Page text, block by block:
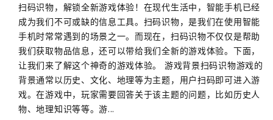
扫码识物，解锁全新游戏体验！在现代生活中，智能手机已经
成为我们不可或缺的信息工具。扫码识物，是我们在使用智能
手机时常常遇到的场景之一。而现在，扫码识物不仅仅是帮助
我们获取物品信息，还可以带给我们全新的游戏体验。下面，
让我们来了解这个神奇的游戏体验。 游戏背景扫码识物游戏的
背景通常以历史、文化、地理等为主题，用户扫码即可进入游
戏。在游戏中，玩家需要回答关于该主题的问题，比如历史人
物、地理知识等等。游...